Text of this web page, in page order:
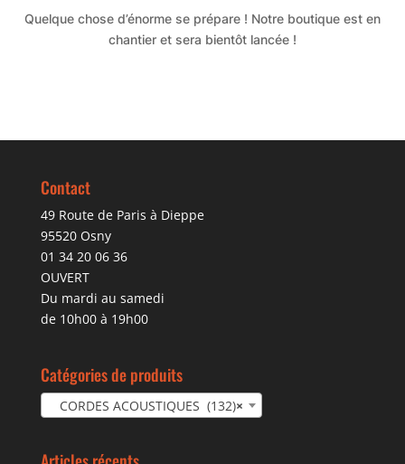
Quelque chose d’énorme se prépare ! Notre boutique est en
chantier et sera bientôt lancée !
Contact
49 Route de Paris à Dieppe
95520 Osny
01 34 20 06 36
OUVERT
Du mardi au samedi
de 10h00 à 19h00
Catégories de produits
×
CORDES ACOUSTIQUES (132)